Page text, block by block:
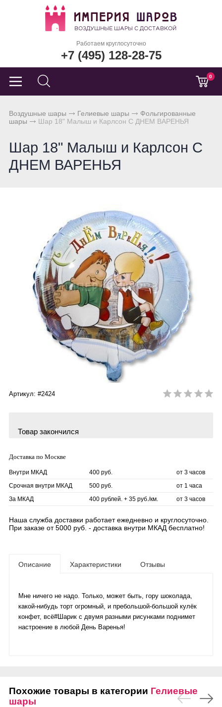
Работаем круглосуточно
+7 (495) 128-28-75
0
Воздушные шары Гелиевые шары
Фольгированные
шары
Шар 18" Малыш и Карлсон С ДНЕМ ВАРЕНЬЯ
Шар 18" Малыш и Карлсон С
ДНЕМ ВАРЕНЬЯ
Артикул: #2424
Товар закончился
Доставка по Москве
Внутри МКАД 400 руб.
от 3 часов
Срочная внутри МКАД
500 руб.
от 1 часа
За МКАД
400 рублей. + 35 руб./км. от 3 часов
Наша служба доставки работает ежедневно и круглосуточно.
При заказе от 5000 руб. - доставка внутри МКАД бесплатно!
Описание Характеристики Отзывы
Мне ничего не надо. Только, может быть, гору шоколада,
какой-нибудь торт огромный, и пребольшой-большой кулёк
конфет, всё#Шарик с двумя разными рисунками поднимет
настроение в любой День Варенья!
Похожие товары в категории Гелиевые
шары